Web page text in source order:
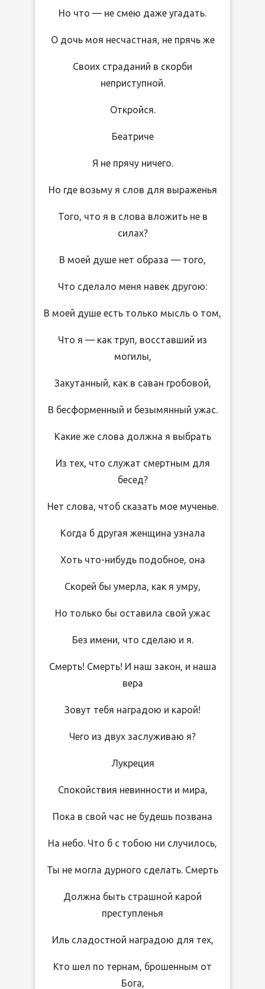
Но что — не смею даже угадать.
О дочь моя несчастная, не прячь же
Своих страданий в скорби
неприступной.
Откройся.
Беатриче
Я не прячу ничего.
Но где возьму я слов для выраженья
Того, что я в слова вложить не в
силах?
В моей душе нет образа — того,
Что сделало меня навек другою:
В моей душе есть только мысль о том,
Что я — как труп, восставший из
могилы,
Закутанный, как в саван гробовой,
В бесформенный и безымянный ужас.
Какие же слова должна я выбрать
Из тех, что служат смертным для
бесед?
Нет слова, чтоб сказать мое мученье.
Когда б другая женщина узнала
Хоть что-нибудь подобное, она
Скорей бы умерла, как я умру,
Но только бы оставила свой ужас
Без имени, что сделаю и я.
Смерть! Смерть! И наш закон, и наша
вера
Зовут тебя наградою и карой!
Чего из двух заслуживаю я?
Лукреция
Спокойствия невинности и мира,
Пока в свой час не будешь позвана
На небо. Что б с тобою ни случилось,
Ты не могла дурного сделать. Смерть
Должна быть страшной карой
преступленья
Иль сладостной наградою для тех,
Кто шел по тернам, брошенным от
Бога,